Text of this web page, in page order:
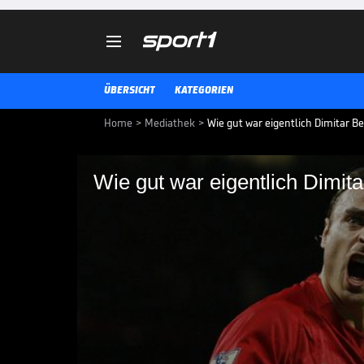

ÜBERSICHT KATEGORIEN
Home > Mediathek > Wie gut war eigentlich Dimitar
Wie gut war eigentlich
Wie gut war
Er ist einer der
Leverkusen zur Ikone
hat Manchester United zu
eigentlich Dimitar Berbatow?